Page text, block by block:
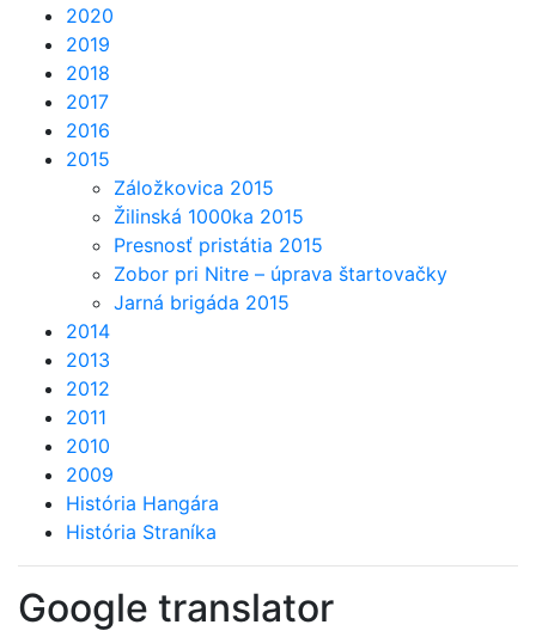
2020
2019
2018
2017
2016
2015
Záložkovica 2015
Žilinská 1000ka 2015
Presnosť pristátia 2015
Zobor pri Nitre – úprava štartovačky
Jarná brigáda 2015
2014
2013
2012
2011
2010
2009
História Hangára
História Straníka
Google translator